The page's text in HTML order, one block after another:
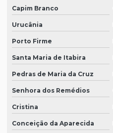
Capim Branco
Urucânia
Porto Firme
Santa Maria de Itabira
Pedras de Maria da Cruz
Senhora dos Remédios
Cristina
Conceição da Aparecida